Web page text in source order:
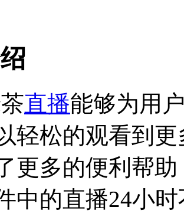
直播能够为用
轻松的观看到
更多的便利帮
中的直播24小